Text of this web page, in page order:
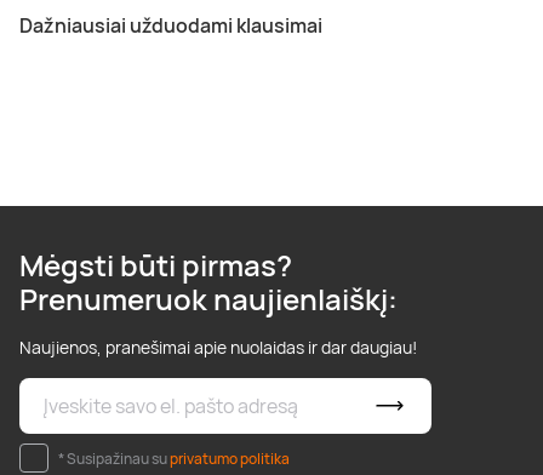
Dažniausiai užduodami klausimai
Mėgsti būti pirmas?
Prenumeruok naujienlaiškį:
Naujienos, pranešimai apie nuolaidas ir dar daugiau!
* Susipažinau suprivatumo politika